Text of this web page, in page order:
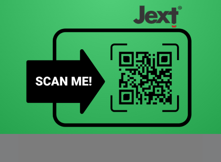
Ελληνική Παιδοπνευμονολογική
Εταιρεία
ΤΟΠΟΣ:
Αθήνα, Μέγαρο Διεθνές Συνεδριακό
Κέντρο Αθηνών
ΕΝΑΡΞΗ: Παρασκευή, 19 Σεπτεμβρίου 2014
ΛΗΞΗ: Κυριακή, 21 Σεπτεμβρίου 2014
ΠΡΟΓΡΑΜΜΑ: Κατεβάστε το σε μορφή PDF